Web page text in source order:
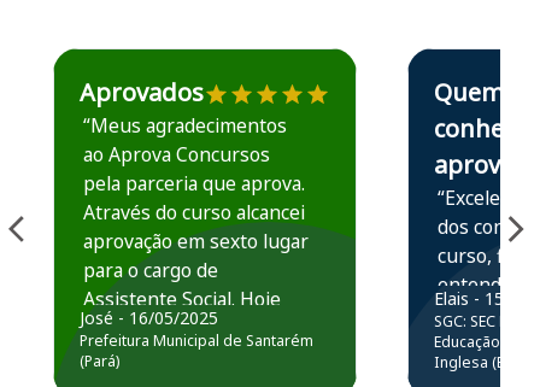
Estudante José recomenda o Aprova Concursos em
Aprovados
“Meus agradecimentos
ao Aprova Concursos
pela parceria que aprova.
Através do curso alcancei
aprovação em sexto lugar
para o cargo de
Assistente Social. Hoje
estou atuando na
Prefeitura de Santarém.
José - 16/05/2025
Prefeitura Municipal de Santarém
(Pará)
Estudante Elais
Quem
conhece,
aprova
“Excelente
dos
curso,
entender e
prática
resolução
questões.”
Elais - 15/07/
SGC: SEC BA
Educação
Inglesa (Edital